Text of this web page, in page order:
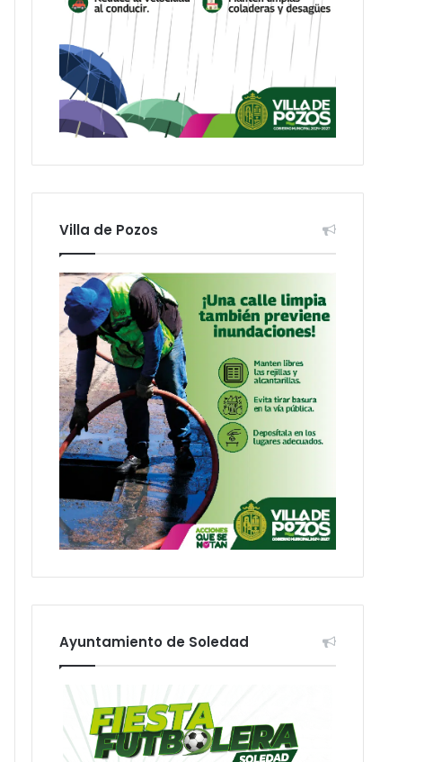
Villa de Pozos
Ayuntamiento de Soledad